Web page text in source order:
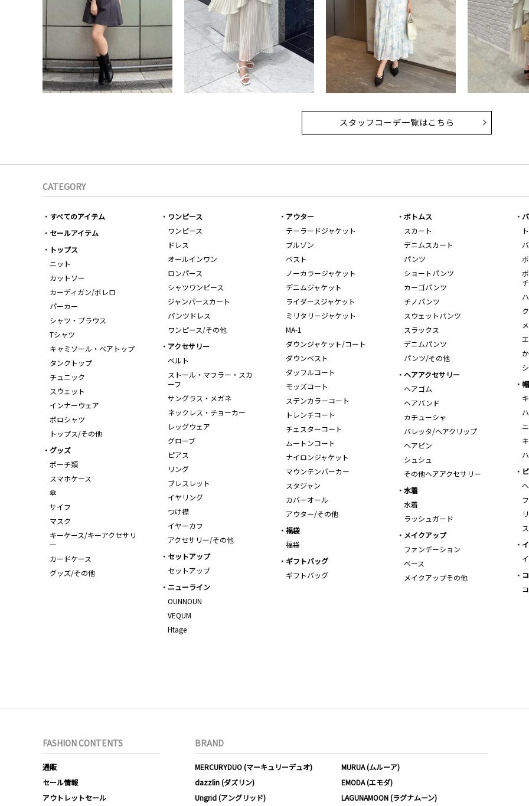
スタッフコーデ一覧はこちら
CATEGORY
すべてのアイテム
セールアイテム
トップス
ニット
カットソー
カーディガン/ボレロ
パーカー
シャツ・ブラウス
Tシャツ
キャミソール・ベアトップ
タンクトップ
チュニック
スウェット
インナーウェア
ポロシャツ
トップス/その他
ワンピース
ワンピース
ドレス
オールインワン
ロンパース
シャツワンピース
ジャンパースカート
パンツドレス
ワンピース/その他
アウター
テーラードジャケット
ブルゾン
ベスト
ノーカラージャケット
デニムジャケット
ライダースジャケット
ミリタリージャケット
MA-1
ダウンジャケット/コート
ダウンベスト
ダッフルコート
モッズコート
ステンカラーコート
トレンチコート
チェスターコート
ムートンコート
ナイロンジャケット
マウンテンパーカー
スタジャン
カバーオール
アウター/その他
ボトムス
スカート
デニムスカート
パンツ
ショートパンツ
カーゴパンツ
チノパンツ
スウェットパンツ
スラックス
デニムパンツ
パンツ/その他
チ
アクセサリー
ベルト
ストール・マフラー・スカ
ーフ
サングラス・メガネ
ネックレス・チョーカー
レッグウェア
グローブ
ピアス
リング
ブレスレット
イヤリング
つけ襟
イヤーカフ
アクセサリー/その他
ヘアアクセサリー
ヘアゴム
ヘアバンド
カチューシャ
バレッタ/ヘアクリップ
ヘアピン
シュシュ
その他ヘアアクセサリー
グッズ
ポーチ類
スマホケース
傘
サイフ
マスク
キーケース/キーアクセサリ
ー
カードケース
グッズ/その他
水着
水着
ラッシュガード
福袋
福袋
メイクアップ
ファンデーション
ベース
メイクアップその他
セットアップ
セットアップ
ギフトバッグ
ギフトバッグ
ニューライン
OUNNOUN
VEQUM
Htage
FASHION CONTENTS
通販
セール情報
アウトレットセール
BRAND
MERCURYDUO (マーキュリーデュオ)
MURUA (ムルーア)
dazzlin (ダズリン)
EMODA (エモダ)
Ungrid (アングリッド)
LAGUNAMOON (ラグナムーン)